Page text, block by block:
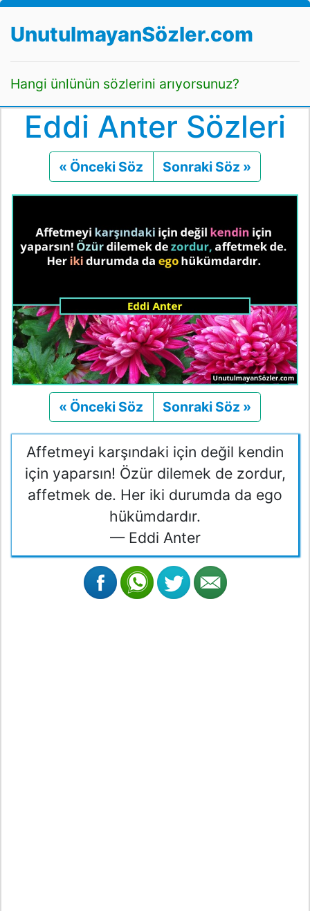
UnutulmayanSözler.com
Hangi ünlünün sözlerini arıyorsunuz?
Eddi Anter Sözleri
« Önceki Söz Önceki
Sonraki Söz »
« Önceki Söz Önceki
Sonraki Söz »
Affetmeyi karşındaki için değil kendin
için yaparsın! Özür dilemek de zordur,
affetmek de. Her iki durumda da ego
hükümdardır.
— Eddi Anter